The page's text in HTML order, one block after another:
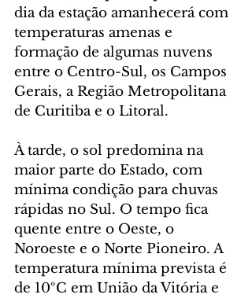
dia da estação amanhecerá com
temperaturas amenas e
formação de algumas nuvens
entre o Centro-Sul, os Campos
Gerais, a Região Metropolitana
de Curitiba e o Litoral.
À tarde, o sol predomina na
maior parte do Estado, com
mínima condição para chuvas
rápidas no Sul. O tempo fica
quente entre o Oeste, o
Noroeste e o Norte Pioneiro. A
temperatura mínima prevista é
de 10ºC em União da Vitória e